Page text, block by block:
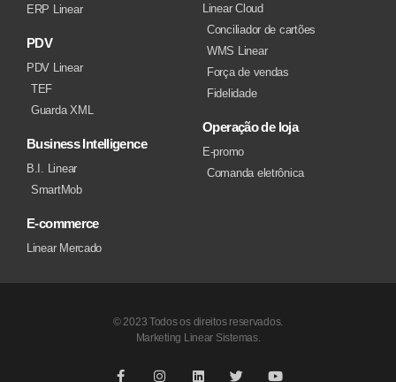
ERP Linear
PDV
PDV Linear
TEF
Guarda XML
Business Intelligence
B.I. Linear
SmartMob
E-commerce
Linear Mercado
Linear Cloud
Conciliador de cartões
WMS Linear
Força de vendas
Fidelidade
Operação de loja
E-promo
Comanda eletrônica
© 2023 Todos os direitos reservados.
Marketing Linear Sistemas.